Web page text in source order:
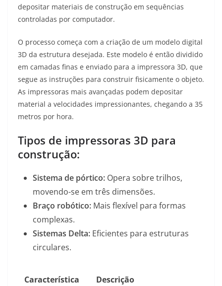
depositar materiais de construção em sequências
controladas por computador.
O processo começa com a criação de um modelo digital
3D da estrutura desejada. Este modelo é então dividido
em camadas finas e enviado para a impressora 3D, que
segue as instruções para construir fisicamente o objeto.
As impressoras mais avançadas podem depositar
material a velocidades impressionantes, chegando a 35
metros por hora.
Tipos de impressoras 3D para
construção:
Sistema de pórtico: Opera sobre trilhos,
movendo-se em três dimensões.
Braço robótico: Mais flexível para formas
complexas.
Sistemas Delta: Eficientes para estruturas
circulares.
Característica
Descrição